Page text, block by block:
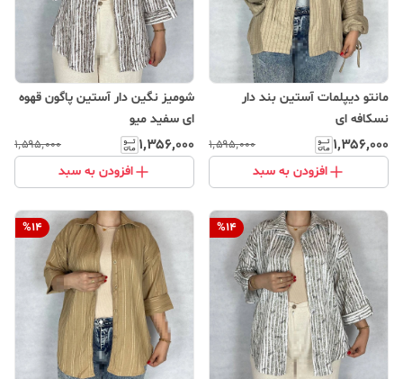
مانتو دیپلمات آستین بند دار
نسکافه ای
۱٬۳۵۶٬۰۰۰ ۱٬۵۹۵٬۰۰۰
افزودن به سبد
شومیز نگین دار آستین پاگون قهوه
ای سفید میو
۱٬۳۵۶٬۰۰۰ ۱٬۵۹۵٬۰۰۰
افزودن به سبد
%14
%14